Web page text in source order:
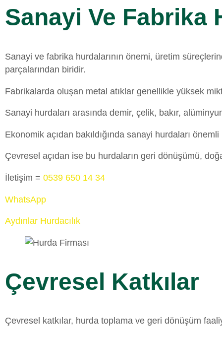
Sanayi Ve Fabrika
Sanayi ve fabrika hurdalarının önemi, üretim
parçalarından biridir.
Fabrikalarda oluşan metal atıklar genellikle yüksek
Sanayi hurdaları arasında demir, çelik, bakır,
Ekonomik açıdan bakıldığında sanayi hurdaları
Çevresel açıdan ise bu hurdaların geri dönüşümü,
İletişim = 0539 650 14 34
WhatsApp
Aydınlar Hurdacılık
Çevresel Katkılar
Çevresel katkılar, hurda toplama ve geri dönüşüm